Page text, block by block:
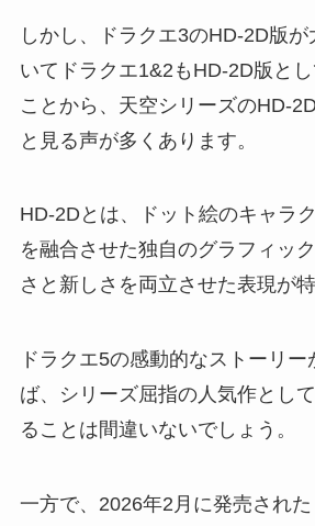
しかし、ドラクエ3のHD-2D版
いてドラクエ1&2もHD-2D版と
ことから、天空シリーズのHD-
と見る声が多くあります。
HD-2Dとは、ドット絵のキャラ
を融合させた独自のグラフィッ
さと新しさを両立させた表現が特
ドラクエ5の感動的なストーリ
ば、シリーズ屈指の人気作とし
ることは間違いないでしょう。
一方で、2026年2月に発売され